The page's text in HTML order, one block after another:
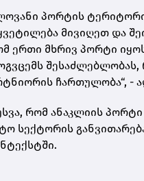
პორტის
მივიღეთ და
ერთი მხრივ პორტი
ჩართულობა“, -
რომ ანაკლიის
სექტორის